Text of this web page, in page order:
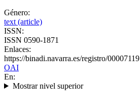
Género:
text (article)
ISSN:
ISSN 0590-1871
Enlaces:
https://binadi.navarra.es/registro/00007119
OAI
En:
Mostrar nivel superior